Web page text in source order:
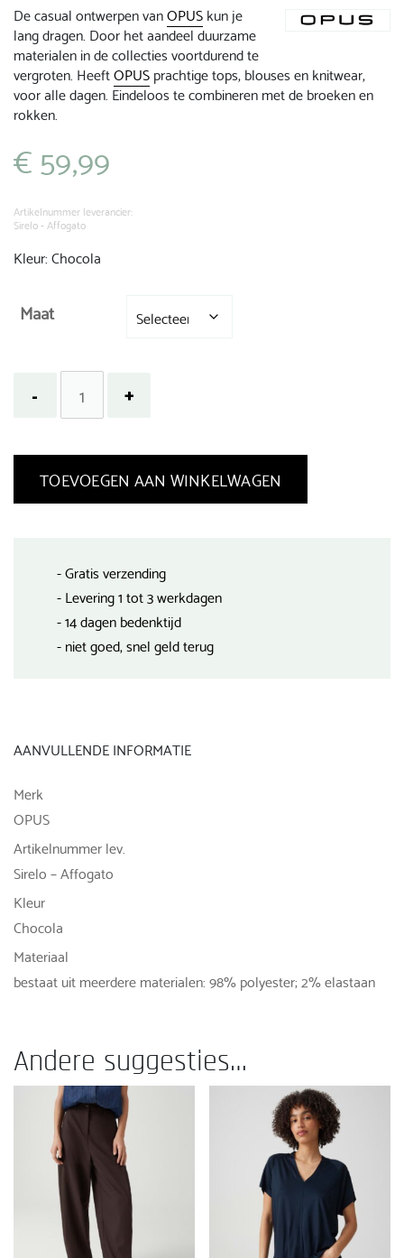
De casual ontwerpen vanOPUSkun je
lang dragen. Door het aandeel duurzame
materialen in de collecties voortdurend te
vergroten. HeeftOPUSprachtige tops, blouses en knitwear,
voor alle dagen. Eindeloos te combineren met de broeken en
rokken.
€59,99
Artikelnummer leverancier:
Sirelo - Affogato
Kleur: Chocola
Maat
TOEVOEGEN AAN WINKELWAGEN
- Gratis verzending
- Levering 1 tot 3 werkdagen
- 14 dagen bedenktijd
- niet goed, snel geld terug
AANVULLENDE INFORMATIE
Merk
OPUS
Artikelnummer lev.
Sirelo – Affogato
Kleur
Chocola
Materiaal
bestaat uit meerdere materialen: 98% polyester; 2% elastaan
Andere suggesties…